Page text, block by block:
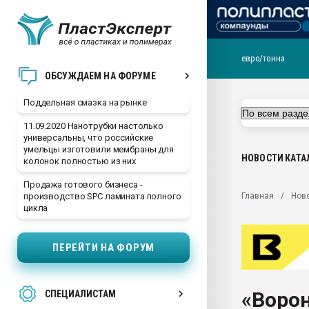
ОБСУЖДАЕМ НА ФОРУМЕ
Поддельная смазка на рынке
11.09.2020 Нанотрубки настолько
универсальны, что российские
умельцы изготовили мембраны для
колонок полностью из них
Продажа готового бизнеса -
производство SPC ламината полного
цикла
ПЕРЕЙТИ НА ФОРУМ
СПЕЦИАЛИСТАМ
ближайшее
Подмосковье, Москва
первый план в
28.07.2026
Всё, что касается
Материал поверхности
Продам отходы
евро/тонна
НОВОСТИ
Главная